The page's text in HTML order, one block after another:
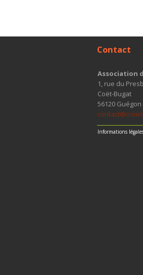
Contact
Association
1, rue du
Coët-Bugat
56120 Guégon
Informations